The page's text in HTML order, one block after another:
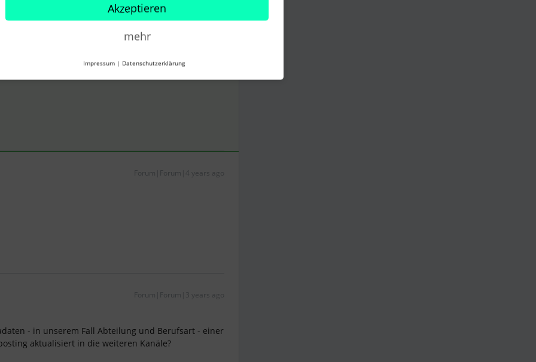
nicht individualisiert werden, da dies die
vorgegeben sind und nur die angegebenen
hat Personio hier keinen Einfluss darauf.
keine andere Lösung ein, als den Titel entsprechend
Forum|Forum|4 years ago
Forum|Forum|3 years ago
- in unserem Fall Abteilung und Berufsart - einer
aktualisiert in die weiteren Kanäle?
Akzeptieren
mehr
Impressum | Datenschutzerklärung